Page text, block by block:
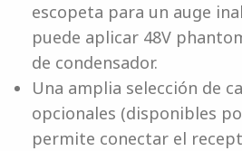
escopeta para un auge
puede aplicar 48V
de condensador.
Una amplia selección de
opcionales (disponibles
permite conectar el